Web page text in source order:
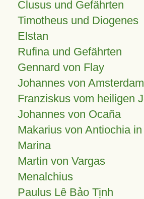
Clusus und Gefährten
Timotheus und Diogenes
Elstan
Rufina und Gefährten
Gennard von Flay
Johannes von Amsterdam
Franziskus vom heiligen
Johannes von Ocaña
Makarius von Antiochia
Marina
Martin von Vargas
Menalchius
Paulus Lê Bảo Tịnh